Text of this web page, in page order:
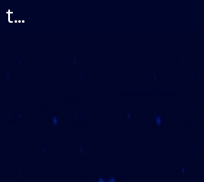
të